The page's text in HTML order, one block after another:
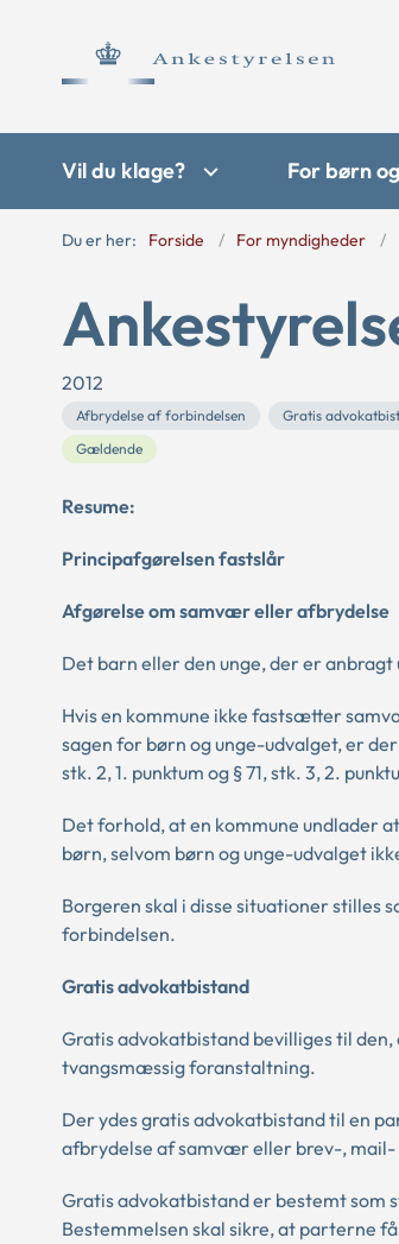
Vil du klage? For børn
Du er her: Forside For myndigheder
2012
Afbrydelse af forbindelsen Gratis
Gældende
Resume:
Principafgørelsen fastslår
Afgørelse om samvær eller afbrydelse
Det barn eller den unge, der er
Hvis en kommune ikke fastsætter
sagen for børn og unge-udvalget, er
stk. 2, 1. punktum og § 71, stk. 3, 2.
Det forhold, at en kommune undlader
børn, selvom børn og unge-udvalget
Borgeren skal i disse situationer stilles
forbindelsen.
Gratis advokatbistand
Gratis advokatbistand bevilliges til den,
tvangsmæssig foranstaltning.
Der ydes gratis advokatbistand til en
afbrydelse af samvær eller brev-,
Gratis advokatbistand er bestemt
Bestemmelsen skal sikre, at parterne